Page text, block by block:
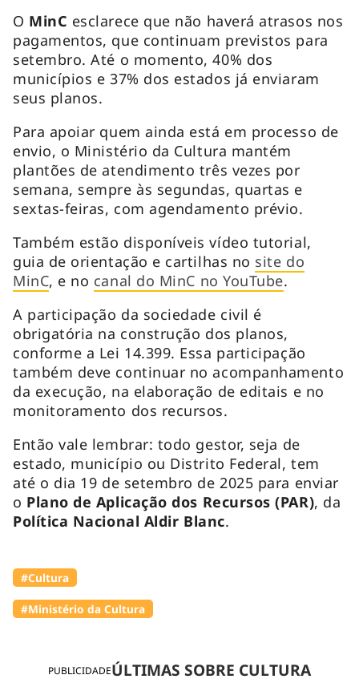
PUBLICIDADEÚLTIMAS SOBRE CULTURA
O MinC esclarece que não haverá atrasos nos
pagamentos, que continuam previstos para
setembro. Até o momento, 40% dos
municípios e 37% dos estados já enviaram
seus planos.
Para apoiar quem ainda está em processo de
envio, o Ministério da Cultura mantém
plantões de atendimento três vezes por
semana, sempre às segundas, quartas e
sextas-feiras, com agendamento prévio.
Também estão disponíveis vídeo tutorial,
guia de orientação e cartilhas no site do
MinC, e no canal do MinC no YouTube.
A participação da sociedade civil é
obrigatória na construção dos planos,
conforme a Lei 14.399. Essa participação
também deve continuar no acompanhamento
da execução, na elaboração de editais e no
monitoramento dos recursos.
Então vale lembrar: todo gestor, seja de
estado, município ou Distrito Federal, tem
até o dia 19 de setembro de 2025 para enviar
o Plano de Aplicação dos Recursos (PAR), da
Política Nacional Aldir Blanc.
#Cultura
#Ministério da Cultura